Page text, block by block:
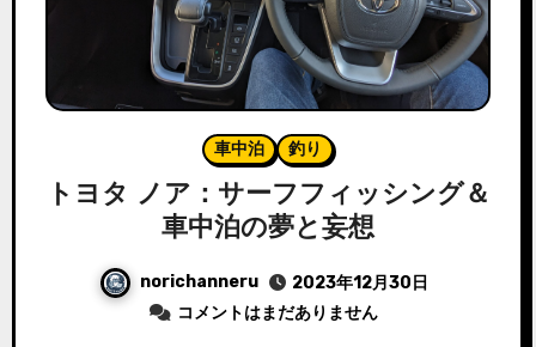
車中泊 釣り
トヨタ ノア：サーフフィッシング＆
車中泊の夢と妄想
norichanneru
2023年12月30日
コメントはまだありません